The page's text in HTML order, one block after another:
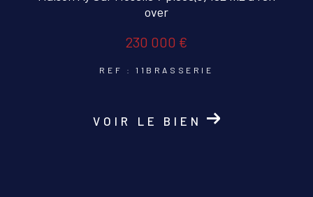
over
230 000 €
REF : 11BRASSERIE
VOIR LE BIEN